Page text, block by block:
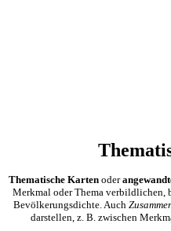
Thematische Kartenoder
Merkmal oder Thema verbildlichen,
Bevölkerungsdichte. Auch
darstellen, z. B. zwischen